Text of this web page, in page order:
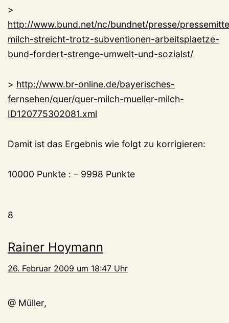
>
http://www.bund.net/nc/bundnet/presse/
milch-streicht-trotz-subventionen-arbeitsplaetze-
bund-fordert-strenge-umwelt-und-sozialst/
> http://www.br-online.de/bayerisches-
fernsehen/quer/quer-milch-mueller-milch-
ID120775302081.xml
Damit ist das Ergebnis wie folgt zu korrigieren:
10000 Punkte : – 9998 Punkte
8
Rainer Hoymann
26. Februar 2009 um 18:47 Uhr
@ Müller,